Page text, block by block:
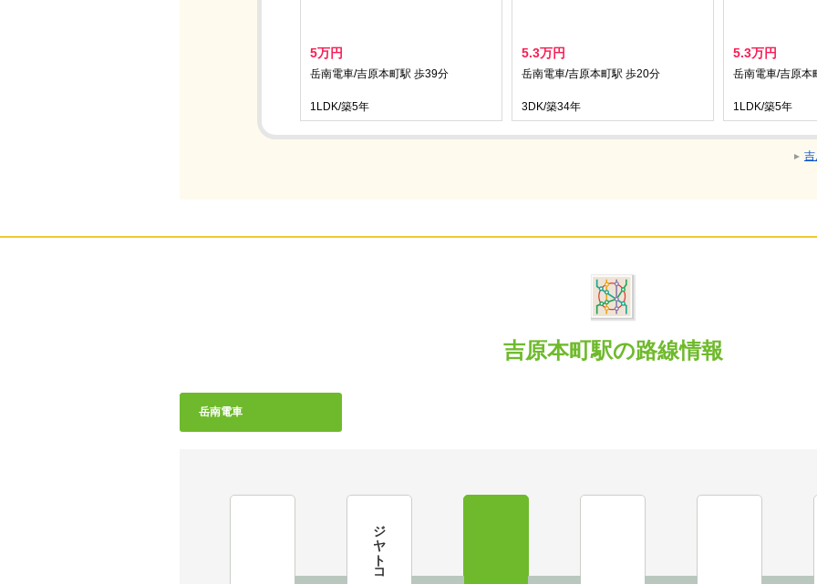
5万円
岳南電車/吉原本町駅 歩39分
1LDK/築5年
5.3万円
岳南電車/吉原本町駅 歩20分
3DK/築34年
5.3万円
岳南電車/吉原本
1LDK/築5年
吉原本町駅の路線情報
岳南電車
ジヤトコ前